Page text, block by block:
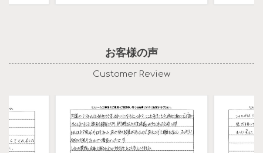
お客様の声
Customer Review